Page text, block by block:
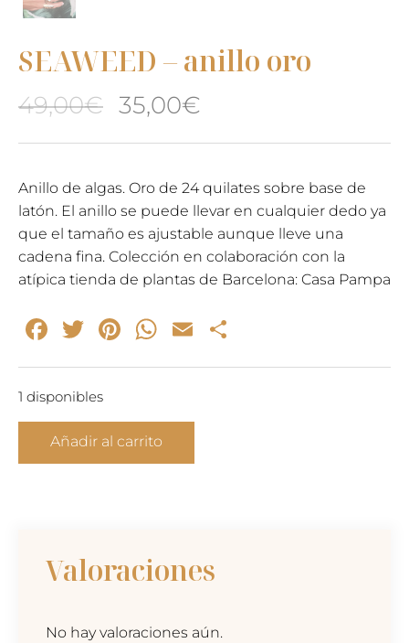
SEAWEED – anillo oro
49,00€ El
precio
original
era:
49,00€.
35,00€
precio
actual
es:
35,00€.
Anillo de algas. Oro de 24 quilates sobre base de
latón. El anillo se puede llevar en cualquier dedo ya
que el tamaño es ajustable aunque lleve una
cadena fina. Colección en colaboración con la
atípica tienda de plantas de Barcelona: Casa Pampa
Facebook
Twitter
Pinterest
WhatsApp
Email
1 disponibles
Añadir al carrito
Valoraciones
No hay valoraciones aún.